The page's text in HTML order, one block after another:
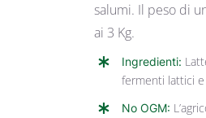
salumi. Il peso di
ai 3 Kg.
Ingredienti:
fermenti lattici e
No OGM: